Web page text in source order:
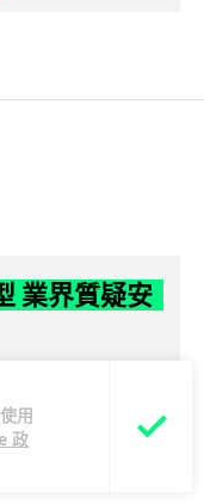
用
政
業界質疑安
中國開發的開放權重
測試範圍。美國業界